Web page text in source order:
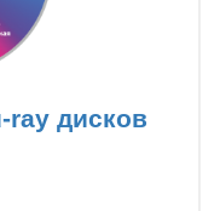
ray дисков